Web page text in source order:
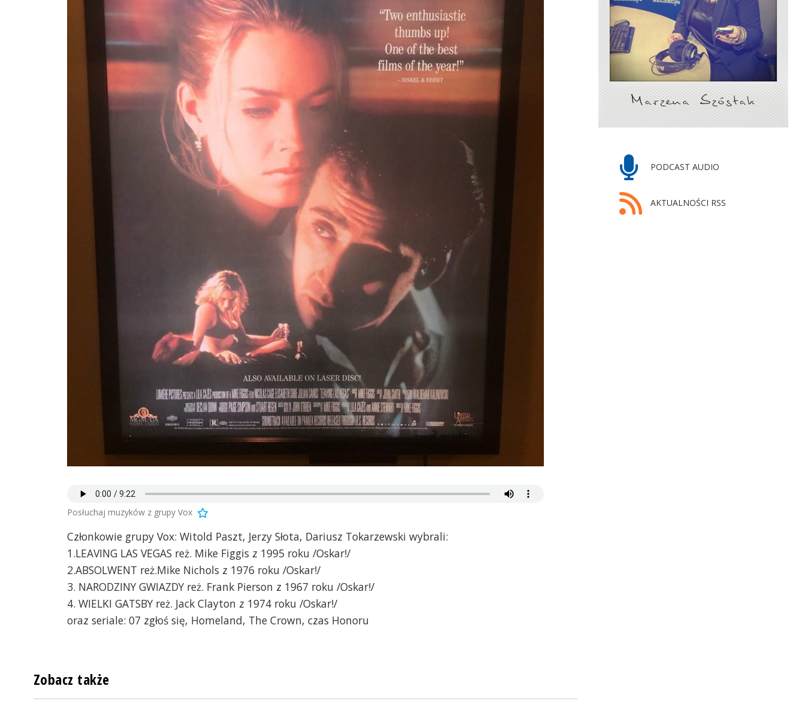
Posłuchaj muzyków z grupy Vox
Członkowie grupy Vox: Witold Paszt, Jerzy Słota, Dariusz Tokarzewski wybrali:
1.LEAVING LAS VEGAS reż. Mike Figgis z 1995 roku /Oskar!/
2.ABSOLWENT reż.Mike Nichols z 1976 roku /Oskar!/
3. NARODZINY GWIAZDY reż. Frank Pierson z 1967 roku /Oskar!/
4. WIELKI GATSBY reż. Jack Clayton z 1974 roku /Oskar!/
oraz seriale: 07 zgłoś się, Homeland, The Crown, czas Honoru
PODCAST AUDIO
AKTUALNOŚCI RSS
Zobacz także